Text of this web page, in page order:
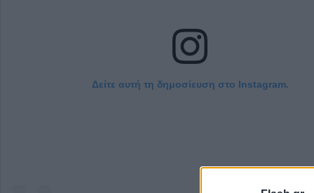
Δείτε αυτή τη δημοσίευση στο Instagram.